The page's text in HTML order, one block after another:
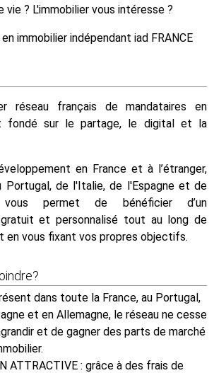
vie ? L'immobilier vous intéresse ?
immobilier indépendant iad FRANCE
réseau français de mandataires en
fondé sur le partage, le digital et la
en France et à l’étranger,
Portugal, de l'Italie, de l'Espagne et de
permet de bénéficier d’un
et personnalisé tout au long de
en vous fixant vos propres objectifs.
dans toute la France, au Portugal,
et en Allemagne, le réseau ne cesse
et de gagner des parts de marché
ATTRACTIVE : grâce à des frais de